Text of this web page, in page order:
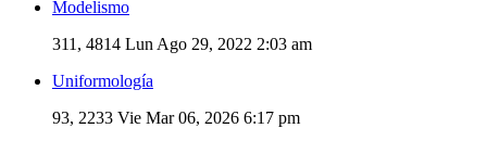
Modelismo
311, 4814 Lun Ago 29, 2022 2:03 am
Uniformología
93, 2233 Vie Mar 06, 2026 6:17 pm